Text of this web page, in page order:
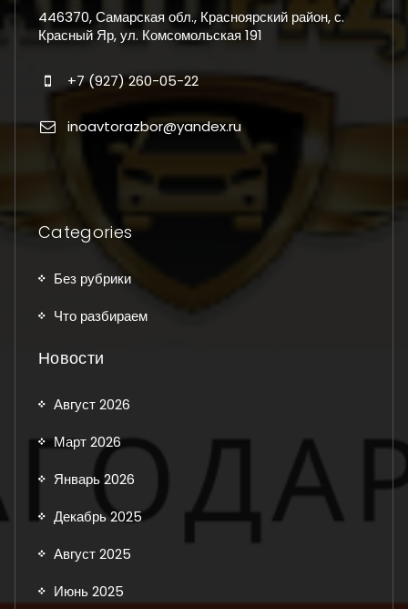
446370, Самарская обл., Красноярский район, с.
Красный Яр, ул. Комсомольская 191
+7 (927) 260-05-22
inoavtorazbor@yandex.ru
Categories
Без рубрики
Что разбираем
Новости
Август 2026
Март 2026
Январь 2026
Декабрь 2025
Август 2025
Июнь 2025